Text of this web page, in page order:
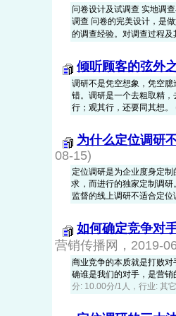
问卷设计及试调查 实地调
调查 问卷的完美设计，是
的调查经验。对调查过程
倾听顾客的弦外
调研不是凭空想象，凭空
错。调研是一个去粗取精
行；观其行，还要同其想。
为什么定位调研
08-15)
定位调研是为企业度身定
求，而进行的独家定制调
监督的线上调研不适合定
如何确定竞争对
营销传播网，2019-
商业竞争的本质就是打败
确谁是我们的对手，是营
分: 10.00分/1人，行业: 其